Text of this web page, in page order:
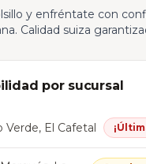
y enfréntate con
Calidad suiza
por sucursal
Verde, El Cafetal